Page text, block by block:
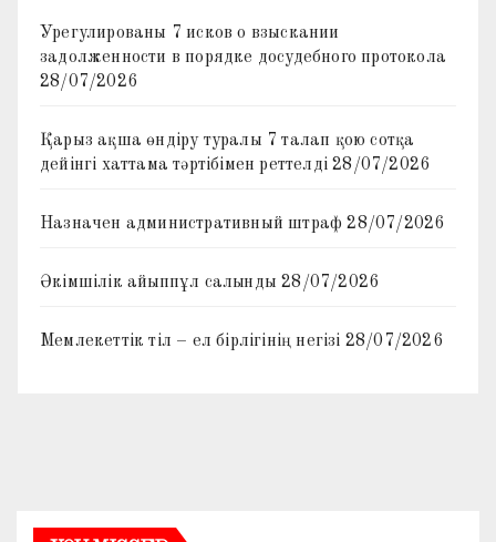
Урегулированы 7 исков о взыскании
задолженности в порядке досудебного протокола
28/07/2026
Қарыз ақша өндіру туралы 7 талап қою сотқа
дейінгі хаттама тәртібімен реттелді 28/07/2026
Назначен административный штраф 28/07/2026
Әкімшілік айыппұл салынды 28/07/2026
Мемлекеттік тіл – ел бірлігінің негізі 28/07/2026